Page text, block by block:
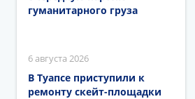
гуманитарного груза
6 августа 2026
В Туапсе приступили к
ремонту скейт-площадки